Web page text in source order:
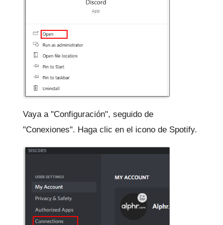
Vaya a "Configuración", seguido de
"Conexiones". Haga clic en el icono de Spotify.